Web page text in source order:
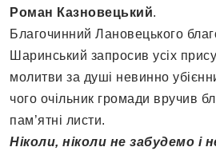
Роман Казновецький.
Благочинний Лановецького
Шаринський запросив усіх
молитви за душі невинно
чого очільник громади вручив
пам’ятні листи.
Ніколи, ніколи не забудемо і